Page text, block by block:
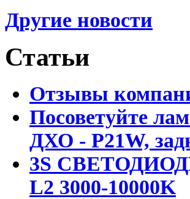
Другие новости
Статьи
Отзывы
Посоветуйте
ДХО - P21W,
3S
L2 3000-10000K